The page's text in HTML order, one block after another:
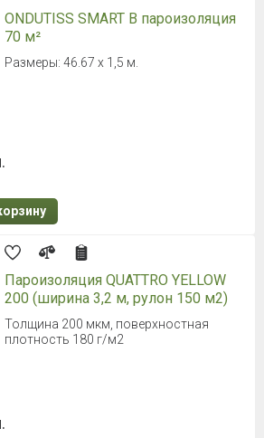
ONDUTISS SMART B пароизоляция
70 м²
Размеры: 46.67 х 1,5 м.
Пароизоляция QUATTRO YELLOW
200 (ширина 3,2 м, рулон 150 м2)
Толщина 200 мкм, поверхностная
плотность 180 г/м2